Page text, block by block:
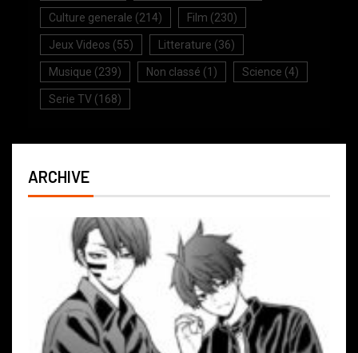
Culture generale (214) Film (230)
Jeux Videos (55) Litterature (36)
Musique (239) Non classé (1) Science (4)
Serie TV (168)
ARCHIVE